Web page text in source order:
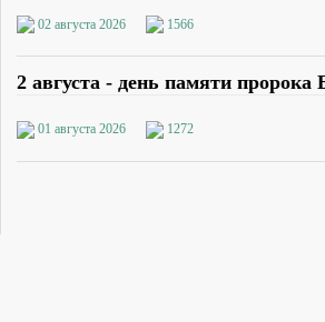
02 августа 2026 1566
2 августа - день памяти
01 августа 2026 1272